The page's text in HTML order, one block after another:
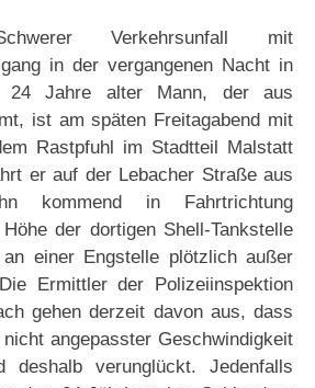
Verkehrsunfall mit
in der vergangenen Nacht in
24 Jahre alter Mann, der aus
ist am späten Freitagabend mit
Rastpfuhl im Stadtteil Malstatt
er auf der Lebacher Straße aus
kommend in Fahrtrichtung
der dortigen Shell-Tankstelle
einer Engstelle plötzlich außer
Ermittler der Polizeiinspektion
gehen derzeit davon aus, dass
angepasster Geschwindigkeit
deshalb verunglückt. Jedenfalls